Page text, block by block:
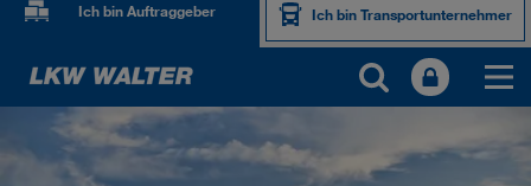
Ich bin Auftraggeber Ich bin Transportunternehmer
PRODUKTE UND SERVICES